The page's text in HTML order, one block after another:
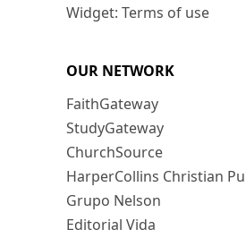
Widget: Terms of use
OUR NETWORK
FaithGateway
StudyGateway
ChurchSource
HarperCollins Christian
Grupo Nelson
Editorial Vida